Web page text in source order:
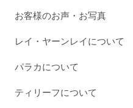
お客様のお声・お写真
レイ・ヤーンレイについて
パラカについて
ティリーフについて